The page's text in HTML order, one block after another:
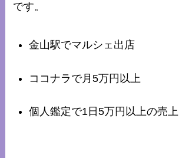
です。
金山駅でマルシェ出店
ココナラで月5万円以上
個人鑑定で1日5万円以上の売上